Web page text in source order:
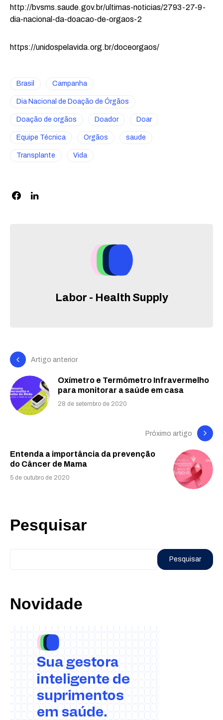
http://bvsms.saude.gov.br/ultimas-noticias/2793-27-9-
dia-nacional-da-doacao-de-orgaos-2
https://unidospelavida.org.br/doceorgaos/
Brasil Campanha
Dia Nacional de Doação de Órgãos
Doação de orgãos Doador Doar
Equipe Técnica Orgãos saude
Transplante Vida
Labor - Health Supply
Artigo anterior
Oxímetro e Termômetro Infravermelho
para monitorar a saúde em casa
28 de setembro de 2020
Próximo artigo
Entenda a importância da prevenção
do Câncer de Mama
5 de outubro de 2020
Pesquisar
Pesquisar
Novidade